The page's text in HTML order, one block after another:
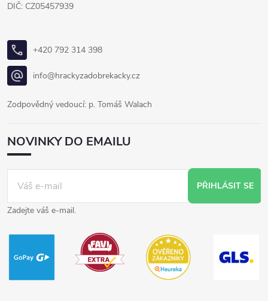
DIČ: CZ05457939
+420 792 314 398
info@hrackyzadobrekacky.cz
Zodpovědný vedoucí: p. Tomáš Walach
NOVINKY DO EMAILU
PŘIHLÁSIT SE
Zadejte váš e-mail.